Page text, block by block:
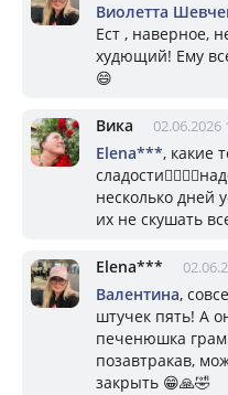
Виолетта
Ест , наверное,
худющий! Ему
😄
Вика 02.06.2026
Elena***, какие
несколько дней
их не скушать
Elena***
Валентина,
штучек пять! А
печенюшка
позавтракав,
закрыть 😁🙏🤣